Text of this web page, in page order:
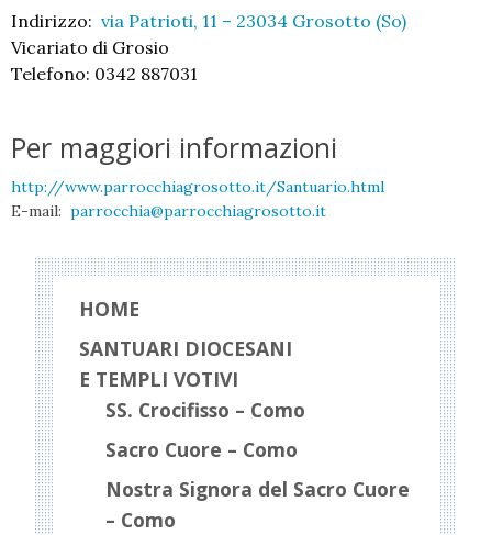
Indirizzo: via Patrioti, 11 – 23034 Grosotto (So)
Vicariato di Grosio
Telefono: 0342 887031
Per maggiori informazioni
http://www.parrocchiagrosotto.it/Santuario.html
E-mail: parrocchia@parrocchiagrosotto.it
HOME
SANTUARI DIOCESANI
E TEMPLI VOTIVI
SS. Crocifisso – Como
Sacro Cuore – Como
Nostra Signora del Sacro Cuore
– Como